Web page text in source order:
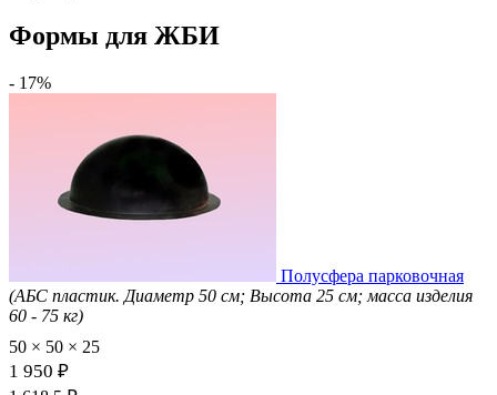
Формы для ЖБИ
- 17%
Полусфера парковочная
(АБС пластик. Диаметр 50 см; Высота 25 см; масса изделия
60 - 75 кг)
50 × 50 × 25
1 950 ₽